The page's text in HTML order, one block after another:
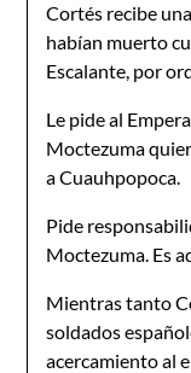
Cortés recibe
habían muerto
Escalante, por
Le pide al
Moctezuma
a Cuauhpopoca.
Pide
Moctezuma. Es
Mientras tanto
soldados
acercamiento al